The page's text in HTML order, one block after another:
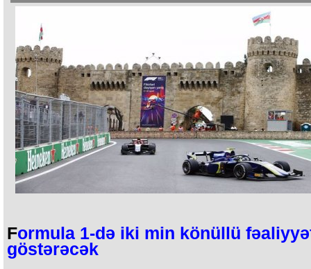
Formula 1-də iki min könüllü
göstərəcək